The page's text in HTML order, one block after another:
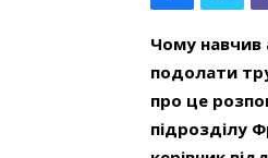
Чому навчив
подолати
про це
підрозділу